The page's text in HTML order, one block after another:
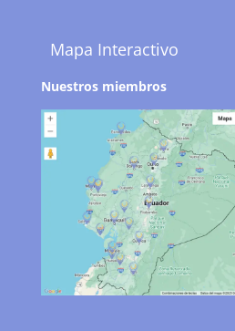
Mapa Interactivo
Nuestros miembros